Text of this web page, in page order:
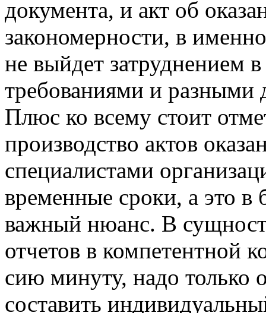
документа, и акт об
закономерности, в
не выйдет затруднением
требованиями и разными
Плюс ко всему стоит
производство актов
специалистами
временные сроки, а это в
важный нюанс. В
отчетов в компетентной
сию минуту, надо только
составить